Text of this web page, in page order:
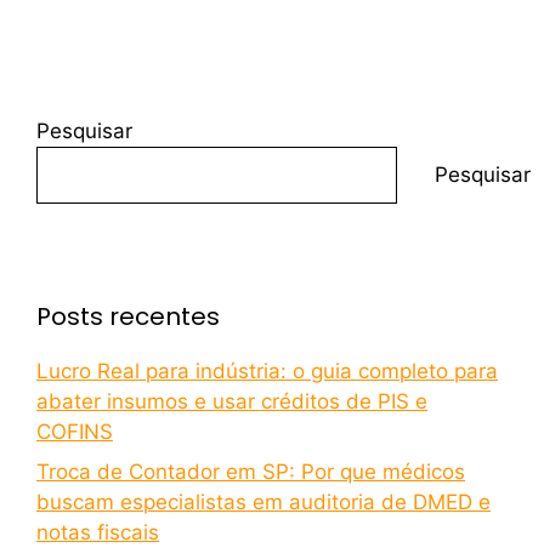
Pesquisar
Pesquisar
Posts recentes
Lucro Real para indústria: o guia completo para
abater insumos e usar créditos de PIS e
COFINS
Troca de Contador em SP: Por que médicos
buscam especialistas em auditoria de DMED e
notas fiscais